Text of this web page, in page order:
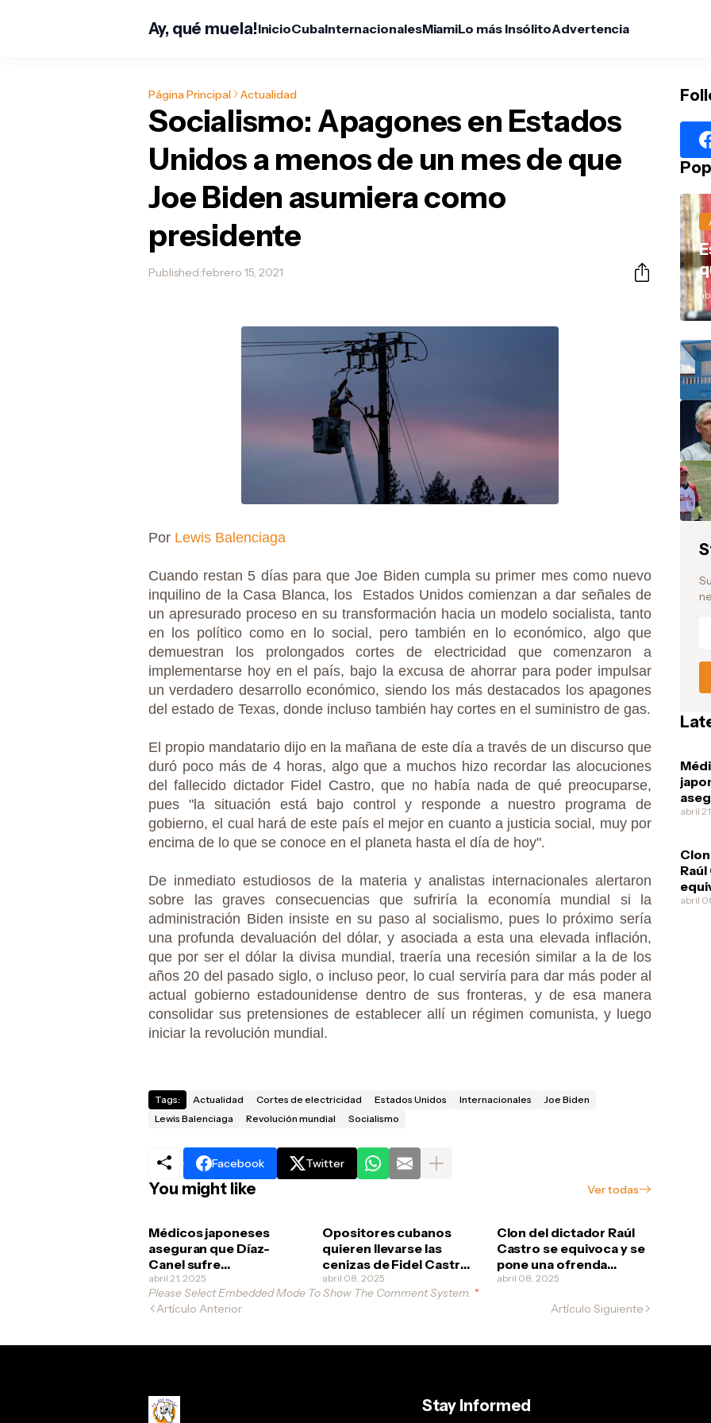
Ay, qué muela!InicioCubaInternacionalesMiamiLo más InsólitoAdvertencia
Página Principal Actualidad
Socialismo: Apagones en Estados
Unidos a menos de un mes de que
Joe Biden asumiera como
presidente
Published:febrero 15, 2021
Por Lewis Balenciaga
Cuando restan 5 días para que Joe Biden cumpla su primer mes como nuevo
inquilino de la Casa Blanca, los
Estados Unidos comienzan a dar señales de
un apresurado proceso en su transformación hacia un modelo socialista, tanto
en los político como en lo social, pero también en lo económico, algo que
demuestran los prolongados cortes de electricidad que comenzaron a
implementarse hoy en el país, bajo la excusa de ahorrar para poder impulsar
un verdadero desarrollo económico, siendo los más destacados los apagones
del estado de Texas, donde incluso también hay cortes en el suministro de gas.
El propio mandatario dijo en la mañana de este día a través de un discurso que
duró poco más de 4 horas, algo que a muchos hizo recordar las alocuciones
del fallecido dictador Fidel Castro, que no había nada de qué preocuparse,
pues "la situación está bajo control y responde a nuestro programa de
gobierno, el cual hará de este país el mejor en cuanto a justicia social, muy por
encima de lo que se conoce en el planeta hasta el día de hoy".
De inmediato estudiosos de la materia y analistas internacionales alertaron
sobre las graves consecuencias que sufriría la economía mundial si la
administración Biden insiste en su paso al socialismo, pues lo próximo sería
una profunda devaluación del dólar, y asociada a esta una elevada inflación,
que por ser el dólar la divisa mundial, traería una recesión similar a la de los
años 20 del pasado siglo, o incluso peor, lo cual serviría para dar más poder al
actual gobierno estadounidense dentro de sus fronteras, y de esa manera
consolidar sus pretensiones de establecer allí un régimen comunista, y luego
iniciar la revolución mundial.
Tags: Actualidad Cortes de electricidad Estados Unidos Internacionales
Joe Biden
Lewis Balenciaga
Revolución mundial Socialismo
Facebook Twitter
You might like Ver todas
Médicos japoneses
aseguran que Díaz-
Canel sufre
esquizofrenia
abril 21, 2025
Opositores cubanos
quieren llevarse las
cenizas de Fidel Castro
no vaya a ser que los
revolucionarios quieran
abril 08, 2025
Clon del dictador Raúl
Castro se equivoca y se
pone una ofrenda
funeral a él mismo
abril 08, 2025
Please Select Embedded Mode To Show The Comment System. *
Artículo Anterior
Artículo Siguiente
abril
abril
Stay Informed